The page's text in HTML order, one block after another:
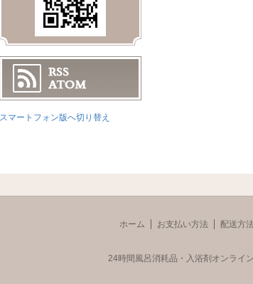
スマートフォン版へ切り替え
ホーム お支払い方法 配送方
24時間風呂消耗品・入浴剤オンラ